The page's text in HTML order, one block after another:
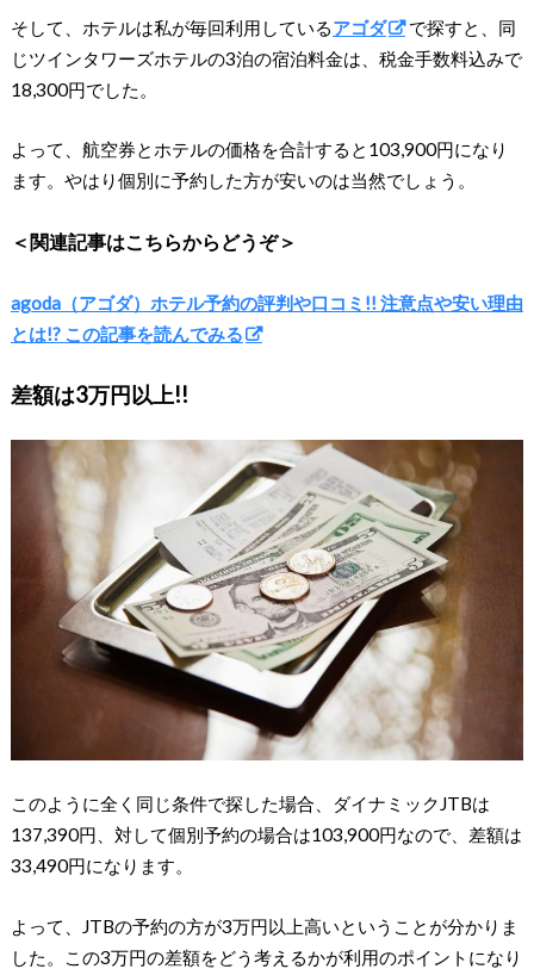
そして、ホテルは私が毎回利用しているアゴダ
で探すと、同
じツインタワーズホテルの3泊の宿泊料金は、税金手数料込みで
18,300円でした。
よって、航空券とホテルの価格を合計すると103,900円になり
ます。やはり個別に予約した方が安いのは当然でしょう。
＜関連記事はこちらからどうぞ＞
agoda（アゴダ）ホテル予約の評判や口コミ!! 注意点や安い理由
とは!? この記事を読んでみる
差額は3万円以上!!
このように全く同じ条件で探した場合、ダイナミックJTBは
137,390円、対して個別予約の場合は103,900円なので、差額は
33,490円になります。
よって、JTBの予約の方が3万円以上高いということが分かりま
した。この3万円の差額をどう考えるかが利用のポイントになり